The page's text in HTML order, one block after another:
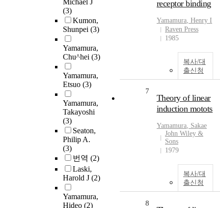
Michael J
(3)
Kumon,
Shunpei (3)
Yamamura,
Chu^hei (3)
Yamamura,
Etsuo (3)
Yamamura,
Takayoshi
(3)
Seaton,
Philip A.
(3)
번역 (2)
Laski,
Harold J (2)
Yamamura,
Hideo (2)
receptor binding
Yamamura, Henry I
Raven Press
1985
복사/대
출신청
7
Theory of linear
induction motots
Yamamura, Sakae
John Wiley &
Sons
1979
복사/대
출신청
8